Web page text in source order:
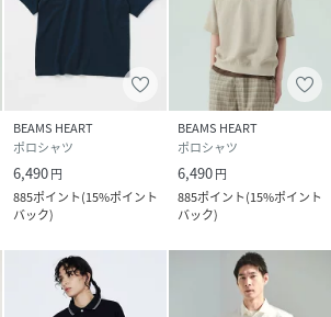
WHITE/NAVY：本体：ポリエステル100％ 襟部
分：ポリエステル100％ 刺繍部分：ポリエステ
ル100％
GREEN：本体:ポリエステル100
% 襟部分:ポリエステル100
% 刺繍部分:ポリエステル100
%
S、M、L
KV6368_42
BEAMS HEART
ポロシャツ
6,490円
885ポイント(15%ポイント
バック)
BEAMS HEART
ポロシャツ
6,490円
885ポイント(15%ポイント
バック)